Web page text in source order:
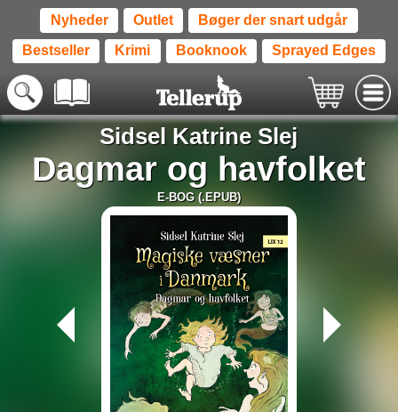
Nyheder Outlet Bøger der snart udgår
Bestseller Krimi Booknook Sprayed Edges
Sidsel Katrine Slej
Dagmar og havfolket
E-BOG (.EPUB)